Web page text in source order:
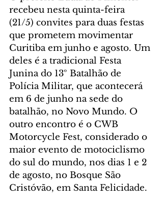
recebeu nesta quinta-feira
(21/5) convites para duas festas
que prometem movimentar
Curitiba em junho e agosto. Um
deles é a tradicional Festa
Junina do 13º Batalhão de
Polícia Militar, que acontecerá
em 6 de junho na sede do
batalhão, no Novo Mundo. O
outro encontro é o CWB
Motorcycle Fest, considerado o
maior evento de motociclismo
do sul do mundo, nos dias 1 e 2
de agosto, no Bosque São
Cristóvão, em Santa Felicidade.